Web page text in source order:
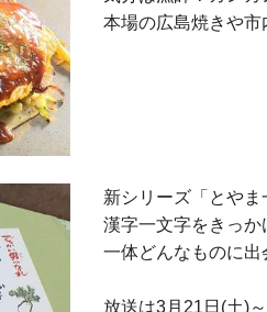
本場の広島焼きや市
新シリーズ「とやま
漢字一文字をきっか
一体どんなものに出
放送は3月21日(土)